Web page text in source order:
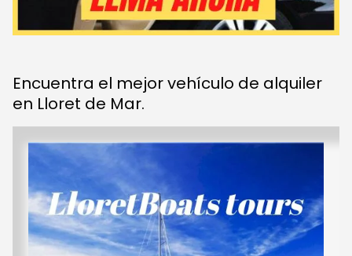
Encuentra el mejor vehículo de alquiler
en Lloret de Mar.